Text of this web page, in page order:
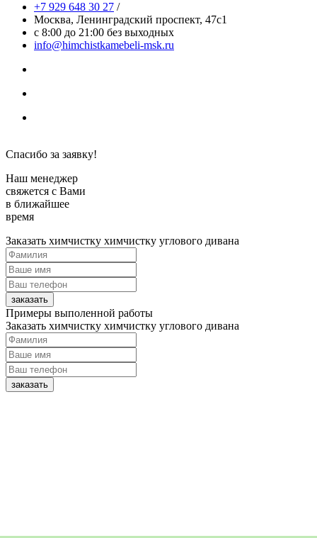
Словарь
+7 929 648 30 27 /
Москва, Ленинградский проспект, 47с1
с 8:00 до 21:00 без выходных
info@himchistkamebeli-msk.ru
Спасибо за заявку!
Наш менеджер
свяжется с Вами
в ближайшее
время
Заказать химчистку химчистку углового дивана
заказать
Примеры выполенной работы
Заказать химчистку химчистку углового дивана
заказать